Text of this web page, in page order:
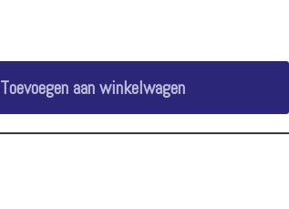
Toevoegen aan winkelwagen